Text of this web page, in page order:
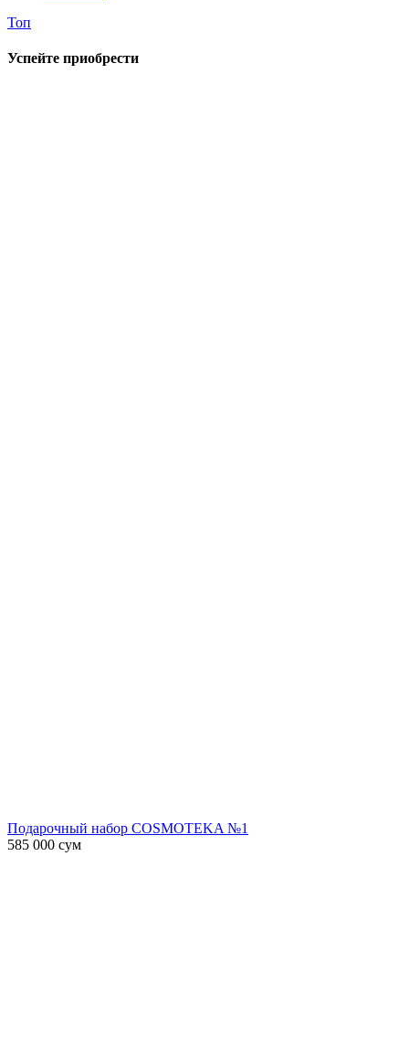
Топ
Успейте приобрести
Подарочный набор COSMOTEKA №1
585 000 сум